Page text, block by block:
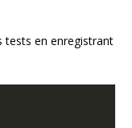
tests en enregistrant